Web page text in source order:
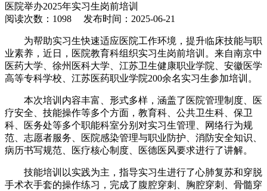
医院举办2025年实习生岗前培训
阅读次数：1098
发布时间：2025-06-21
为帮助实习生快速适应医院工作环境，提升临床技能与职
业素养，近日，医院教育科组织实习生岗前培训。来自南京中
医药大学、徐州医科大学、江苏卫生健康职业学院、安徽医学
高等专科学校、江苏医药职业学院200余名实习生参加培训。
本次培训内容丰富、形式多样，涵盖了医院管理制度、医
疗安全、技能操作等多个方面，教育科、公共卫生科、保卫
科、医务处等多个职能科室分别对实习生管理、网络行为规
范、志愿者服务、医院感染管理与职业防护、消防安全知识、
病历书写规范、医疗核心制度、医德医风要求进行了讲解。
技能培训以实践为主，指导实习生进行了心肺复苏和穿脱
手术衣手套的操作练习，完成了腹腔穿刺、胸腔穿刺、骨髓穿